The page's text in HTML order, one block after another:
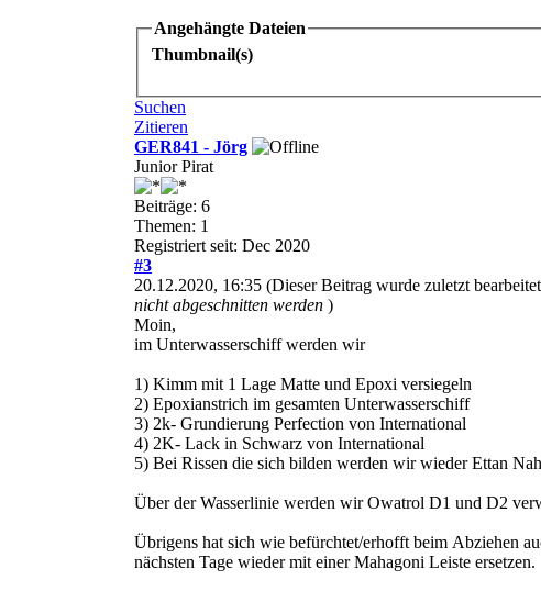
Angehängte Dateien
Thumbnail(s)
Suchen
Zitieren
GER841 - Jörg
Junior Pirat
Beiträge: 6
Themen: 1
Registriert seit: Dec 2020
#3
20.12.2020, 16:35 (Dieser Beitrag wurde zuletzt
nicht abgeschnitten werden )
Moin,
im Unterwasserschiff werden wir
1) Kimm mit 1 Lage Matte und Epoxi versiegeln
2) Epoxianstrich im gesamten Unterwasserschiff
3) 2k- Grundierung Perfection von International
4) 2K- Lack in Schwarz von International
5) Bei Rissen die sich bilden werden wir wieder Ettan
Über der Wasserlinie werden wir Owatrol D1 und D2
Übrigens hat sich wie befürchtet/erhofft beim Abziehen
nächsten Tage wieder mit einer Mahagoni Leiste ersetzen.